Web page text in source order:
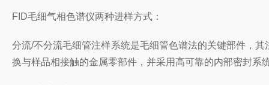
FID毛细气相色谱仪两种进样方式：
分流/不分流毛细管注样系统是毛细管色谱法的关键部件，
换与样品相接触的金属零部件，并采用高可靠的内部密封系